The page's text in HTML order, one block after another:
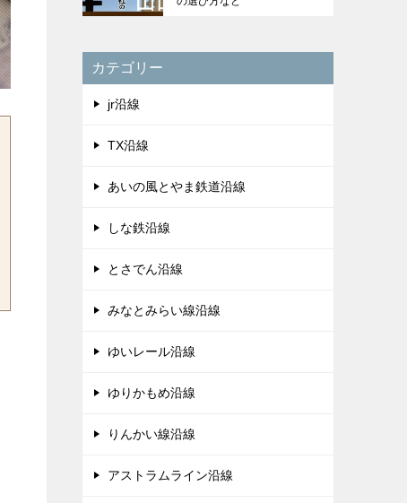
カテゴリー
jr沿線
TX沿線
あいの風とやま鉄道沿線
しな鉄沿線
とさでん沿線
みなとみらい線沿線
ゆいレール沿線
ゆりかもめ沿線
りんかい線沿線
アストラムライン沿線